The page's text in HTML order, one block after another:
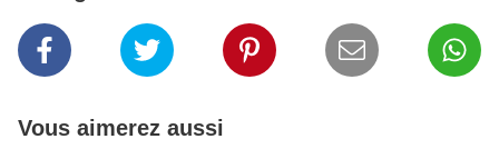
Vous aimerez aussi